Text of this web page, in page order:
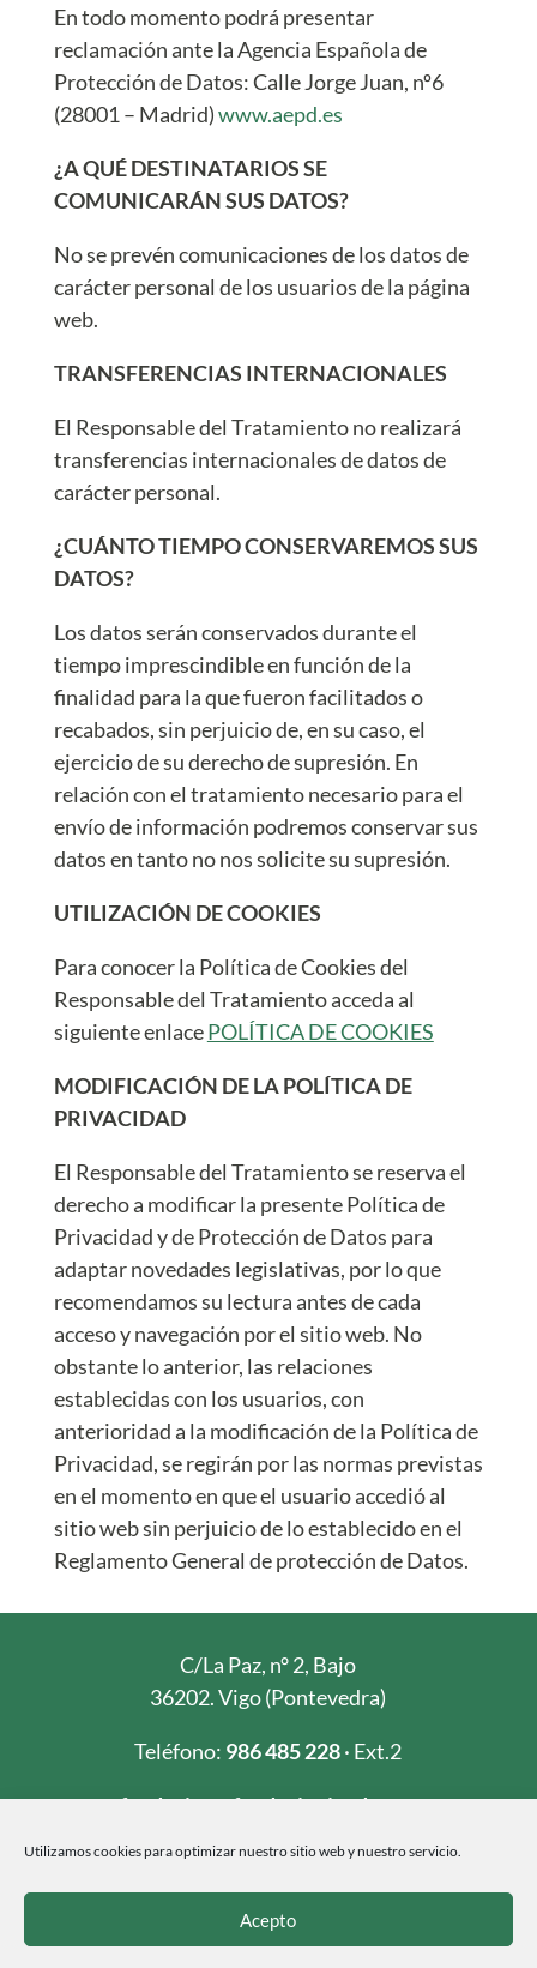
Utilizamos cookies para optimizar nuestro sitio web y nuestro servicio.
Acepto
En todo momento podrá presentar
reclamación ante la Agencia Española de
Protección de Datos: Calle Jorge Juan, nº6
(28001 – Madrid)www.aepd.es
¿A QUÉ DESTINATARIOS SE
COMUNICARÁN SUS DATOS?
No se prevén comunicaciones de los datos de
carácter personal de los usuarios de la página
web.
TRANSFERENCIAS INTERNACIONALES
El Responsable del Tratamiento no realizará
transferencias internacionales de datos de
carácter personal.
¿CUÁNTO TIEMPO CONSERVAREMOS SUS
DATOS?
Los datos serán conservados durante el
tiempo imprescindible en función de la
finalidad para la que fueron facilitados o
recabados, sin perjuicio de, en su caso, el
ejercicio de su derecho de supresión. En
relación con el tratamiento necesario para el
envío de información podremos conservar sus
datos en tanto no nos solicite su supresión.
UTILIZACIÓN DE COOKIES
Para conocer la Política de Cookies del
Responsable del Tratamiento acceda al
siguiente enlacePOLÍTICA DE COOKIES
MODIFICACIÓN DE LA POLÍTICA DE
PRIVACIDAD
El Responsable del Tratamiento se reserva el
derecho a modificar la presente Política de
Privacidad y de Protección de Datos para
adaptar novedades legislativas, por lo que
recomendamos su lectura antes de cada
acceso y navegación por el sitio web. No
obstante lo anterior, las relaciones
establecidas con los usuarios, con
anterioridad a la modificación de la Política de
Privacidad, se regirán por las normas previstas
en el momento en que el usuario accedió al
sitio web sin perjuicio de lo establecido en el
Reglamento General de protección de Datos.
C/La Paz, n° 2, Bajo
36202. Vigo (Pontevedra)
Teléfono: 986 485 228· Ext.2
fundacion@fundacioninade.org